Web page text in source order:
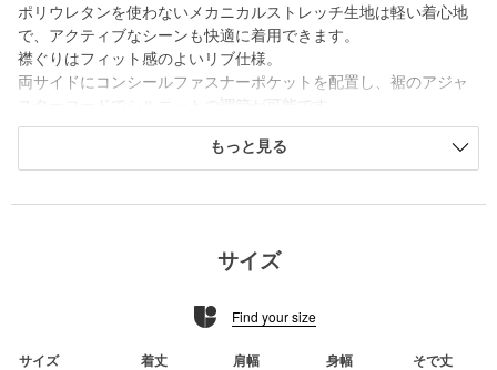
ポリウレタンを使わないメカニカルストレッチ生地は軽い着心地
で、アクティブなシーンも快適に着用できます。
襟ぐりはフィット感のよいリブ仕様。
両サイドにコンシールファスナーポケットを配置し、裾のアジャ
右ウエストに夜間の視認性を高めるリフレクターロゴを配置。
ゆったりと着こなせるリラックス感のあるシルエットで、タウン
さまざまなシーンで活用できるアイテムです。
■メーカー品番：KSU36102 K/CT/GG
伸縮：あり
もっと見る
サイズ
Find your size
サイズ 着丈 肩幅 身幅 そで丈